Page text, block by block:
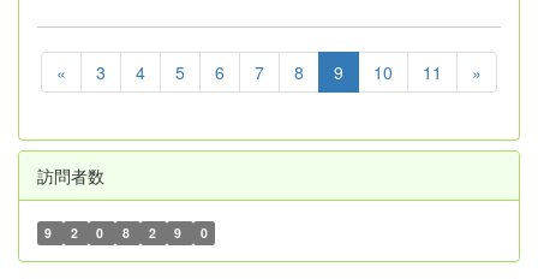
« 3 4 5 6 7 8 9 10 11 »
訪問者数
9 2 0 8 2 9 0